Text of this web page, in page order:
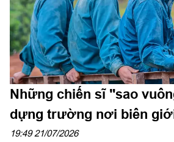
Những chiến sĩ "sao
dựng trường nơi biên
19:49 21/07/2026